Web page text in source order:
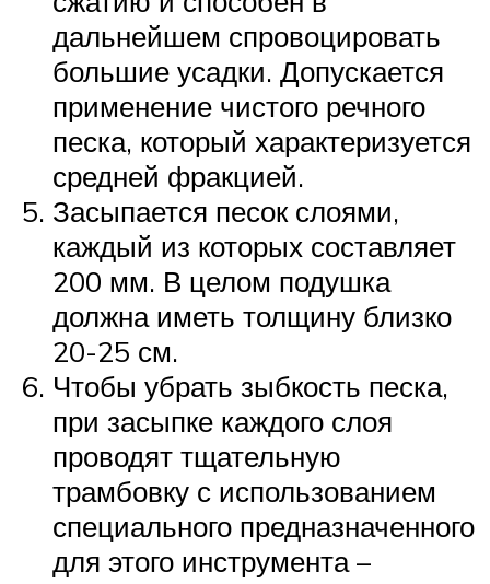
дальнейшем спровоцировать
большие усадки. Допускается
применение чистого речного
песка, который характеризуется
средней фракцией.
Засыпается песок слоями,
каждый из которых составляет
200 мм. В целом подушка
должна иметь толщину близко
20-25 см.
Чтобы убрать зыбкость песка,
при засыпке каждого слоя
проводят тщательную
трамбовку с использованием
специального предназначенного
для этого инструмента –